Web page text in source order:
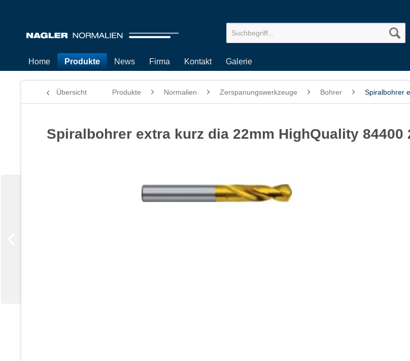
Home Produkte News Firma Kontakt Galerie
Übersicht Produkte Normalien Zerspanungswerkzeuge Bohrer Spiralbohrer
Spiralbohrer extra kurz dia 22mm HighQuality 84400